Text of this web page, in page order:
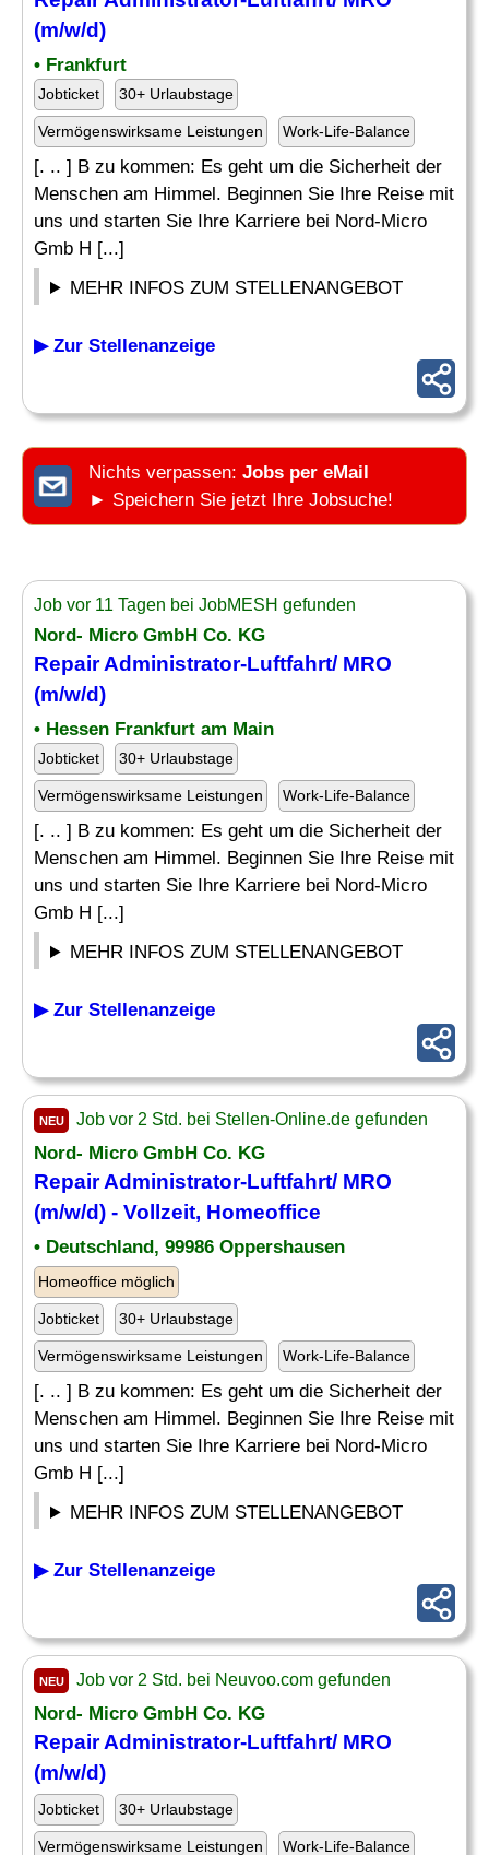
(m/w/d)
• Frankfurt
Jobticket 30+ Urlaubstage
Vermögenswirksame Leistungen Work-Life-Balance
[. .. ] B zu kommen: Es geht um die Sicherheit der
Menschen am Himmel. Beginnen Sie Ihre Reise mit
uns und starten Sie Ihre Karriere bei Nord-Micro
Gmb H [...]
MEHR INFOS ZUM STELLENANGEBOT
▶ Zur Stellenanzeige
Nichts verpassen: Jobs per eMail
► Speichern Sie jetzt Ihre Jobsuche!
Job vor 11 Tagen bei JobMESH gefunden
Nord- Micro GmbH Co. KG
RepairAdministrator-Luftfahrt/ MRO
(m/w/d)
• Hessen Frankfurt am Main
Jobticket 30+ Urlaubstage
Vermögenswirksame Leistungen Work-Life-Balance
[. .. ] B zu kommen: Es geht um die Sicherheit der
Menschen am Himmel. Beginnen Sie Ihre Reise mit
uns und starten Sie Ihre Karriere bei Nord-Micro
Gmb H [...]
MEHR INFOS ZUM STELLENANGEBOT
▶ Zur Stellenanzeige
NEU Job vor 2 Std. bei Stellen-Online.de gefunden
Nord- Micro GmbH Co. KG
RepairAdministrator-Luftfahrt/ MRO
(m/w/d) - Vollzeit, Homeoffice
• Deutschland, 99986 Oppershausen
Homeoffice möglich
Jobticket 30+ Urlaubstage
Vermögenswirksame Leistungen Work-Life-Balance
[. .. ] B zu kommen: Es geht um die Sicherheit der
Menschen am Himmel. Beginnen Sie Ihre Reise mit
uns und starten Sie Ihre Karriere bei Nord-Micro
Gmb H [...]
MEHR INFOS ZUM STELLENANGEBOT
▶ Zur Stellenanzeige
NEU Job vor 2 Std. bei Neuvoo.com gefunden
Nord- Micro GmbH Co. KG
RepairAdministrator-Luftfahrt/ MRO
(m/w/d)
Jobticket 30+ Urlaubstage
Vermögenswirksame Leistungen Work-Life-Balance